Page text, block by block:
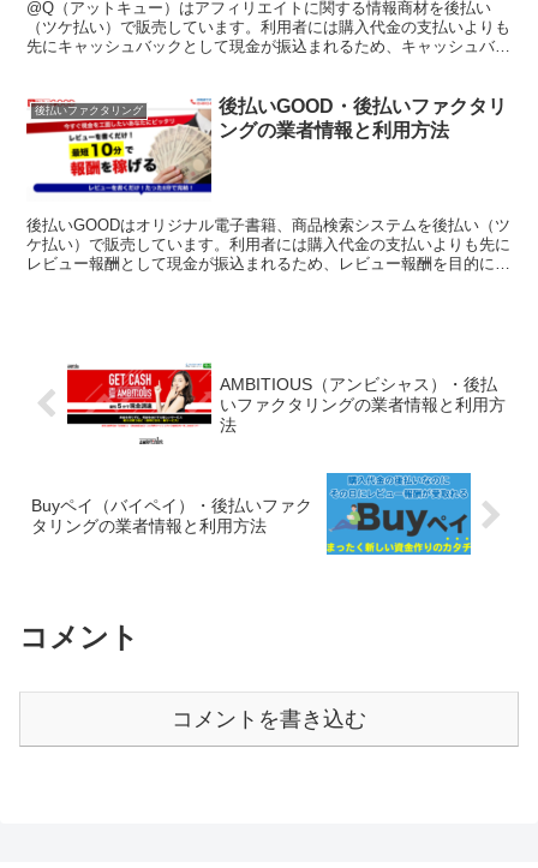
@Q（アットキュー）はアフィリエイトに関する情報商材を後払い
（ツケ払い）で販売しています。利用者には購入代金の支払いよりも
先にキャッシュバックとして現金が振込まれるため、キャッシュバッ
後払いファクタリング
後払いGOOD・後払いファクタリ
ングの業者情報と利用方法
後払いGOODはオリジナル電子書籍、商品検索システムを後払い（ツ
ケ払い）で販売しています。利用者には購入代金の支払いよりも先に
レビュー報酬として現金が振込まれるため、レビュー報酬を目的にし
AMBITIOUS（アンビシャス）・後払
いファクタリングの業者情報と利用方
法
Buyペイ（バイペイ）・後払いファク
タリングの業者情報と利用方法
コメント
コメントを書き込む